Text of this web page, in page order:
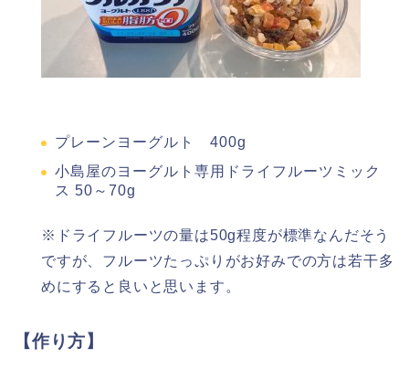
プレーンヨーグルト 400g
小島屋のヨーグルト専用ドライフルーツミック
ス 50～70g
※ドライフルーツの量は50g程度が標準なんだそう
ですが、フルーツたっぷりがお好みでの方は若干多
めにすると良いと思います。
【作り方】